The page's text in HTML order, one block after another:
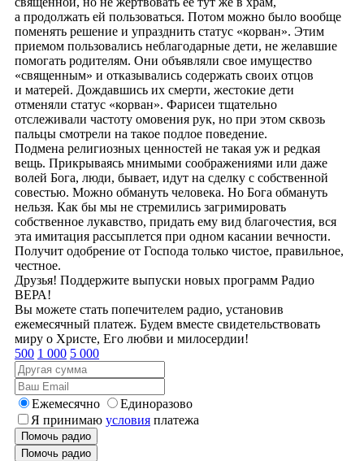
а продолжать ей пользоваться. Потом можно было вообще
поменять решение и упразднить статус «корван». Этим
приемом пользовались неблагодарные дети, не желавшие
помогать родителям. Они объявляли свое имущество
«священным» и отказывались содержать своих отцов
и матерей. Дождавшись их смерти, жестокие дети
отменяли статус «корван». Фарисеи тщательно
отслеживали частоту омовения рук, но при этом сквозь
пальцы смотрели на такое подлое поведение.
Подмена религиозных ценностей не такая уж и редкая
вещь. Прикрываясь мнимыми соображениями или даже
волей Бога, люди, бывает, идут на сделку с собственной
совестью. Можно обмануть человека. Но Бога обмануть
нельзя. Как бы мы не стремились загримировать
собственное лукавство, придать ему вид благочестия, вся
эта имитация рассыплется при одном касании вечности.
Получит одобрение от Господа только чистое, правильное,
честное.
Друзья! Поддержите выпуски новых программ Радио
ВЕРА!
Вы можете стать попечителем радио, установив
ежемесячный платеж. Будем вместе свидетельствовать
миру о Христе, Его любви и милосердии!
500 1 000 5 000
Ежемесячно
Единоразово
Я принимаю условия платежа
Помочь радио
Помочь радио